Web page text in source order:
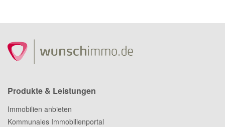
Produkte & Leistungen
Immobilien anbieten
Kommunales Immobilienportal